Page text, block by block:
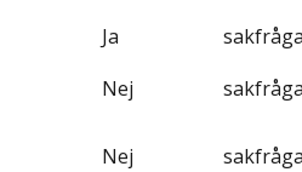
Ja
Nej
Nej